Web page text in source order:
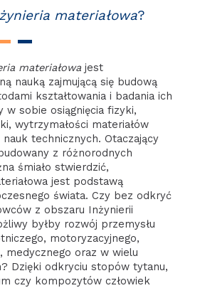
materiałowa?
materiałowa jest
nauką zajmującą się budową
kształtowania i badania ich
w sobie osiągnięcia fizyki,
wytrzymałości materiałów
technicznych. Otaczający
z różnorodnych
śmiało stwierdzić,
jest podstawą
świata. Czy bez odkryć
z obszaru Inżynierii
byłby rozwój przemysłu
motoryzacyjnego,
medycznego oraz w wielu
Dzięki odkryciu stopów tytanu,
czy kompozytów człowiek